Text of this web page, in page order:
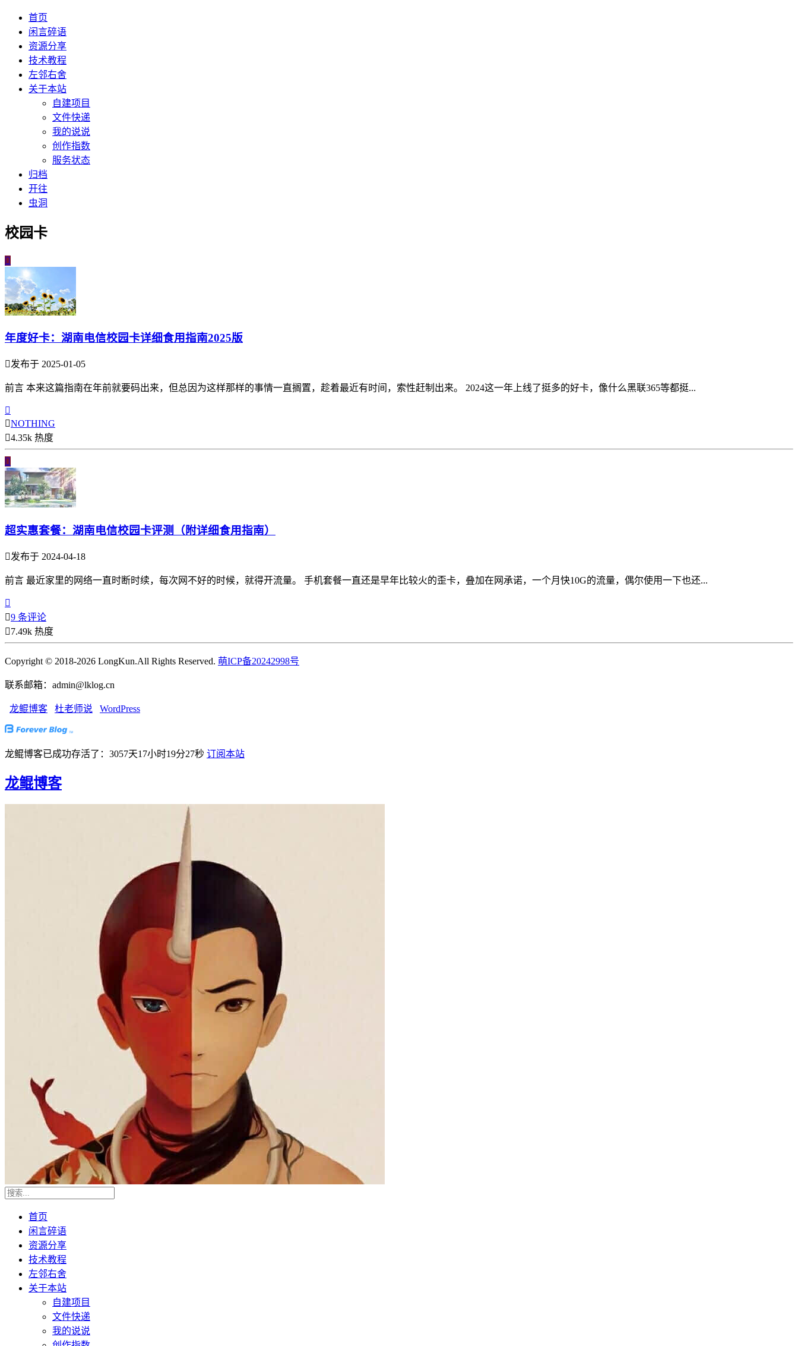
首页
闲言碎语
资源分享
技术教程
左邻右舍
关于本站
自建项目
文件快递
我的说说
创作指数
服务状态
归档
开往
虫洞
校园卡

年度好卡：湖南电信校园卡详细食用指南2025版
发布于 2025-01-05
前言 本来这篇指南在年前就要码出来，但总因为这样那样的事情一直搁置，趁着最近有时间，索性赶制出来。 2024这一年上线了挺多的好卡，像什么黑联365等都挺...

NOTHING
4.35k 热度

超实惠套餐：湖南电信校园卡评测（附详细食用指南）
发布于 2024-04-18
前言 最近家里的网络一直时断时续，每次网不好的时候，就得开流量。 手机套餐一直还是早年比较火的歪卡，叠加在网承诺，一个月快10G的流量，偶尔使用一下也还...

9 条评论
7.49k 热度
Copyright © 2018-2026 LongKun.All Rights Reserved. 萌ICP备20242998号
联系邮箱：admin@lklog.cn
龙鲲博客 杜老师说 WordPress
龙鲲博客已成功存活了：3057天17小时19分29秒 订阅本站
龙鲲博客
首页
闲言碎语
资源分享
技术教程
左邻右舍
关于本站
自建项目
文件快递
我的说说